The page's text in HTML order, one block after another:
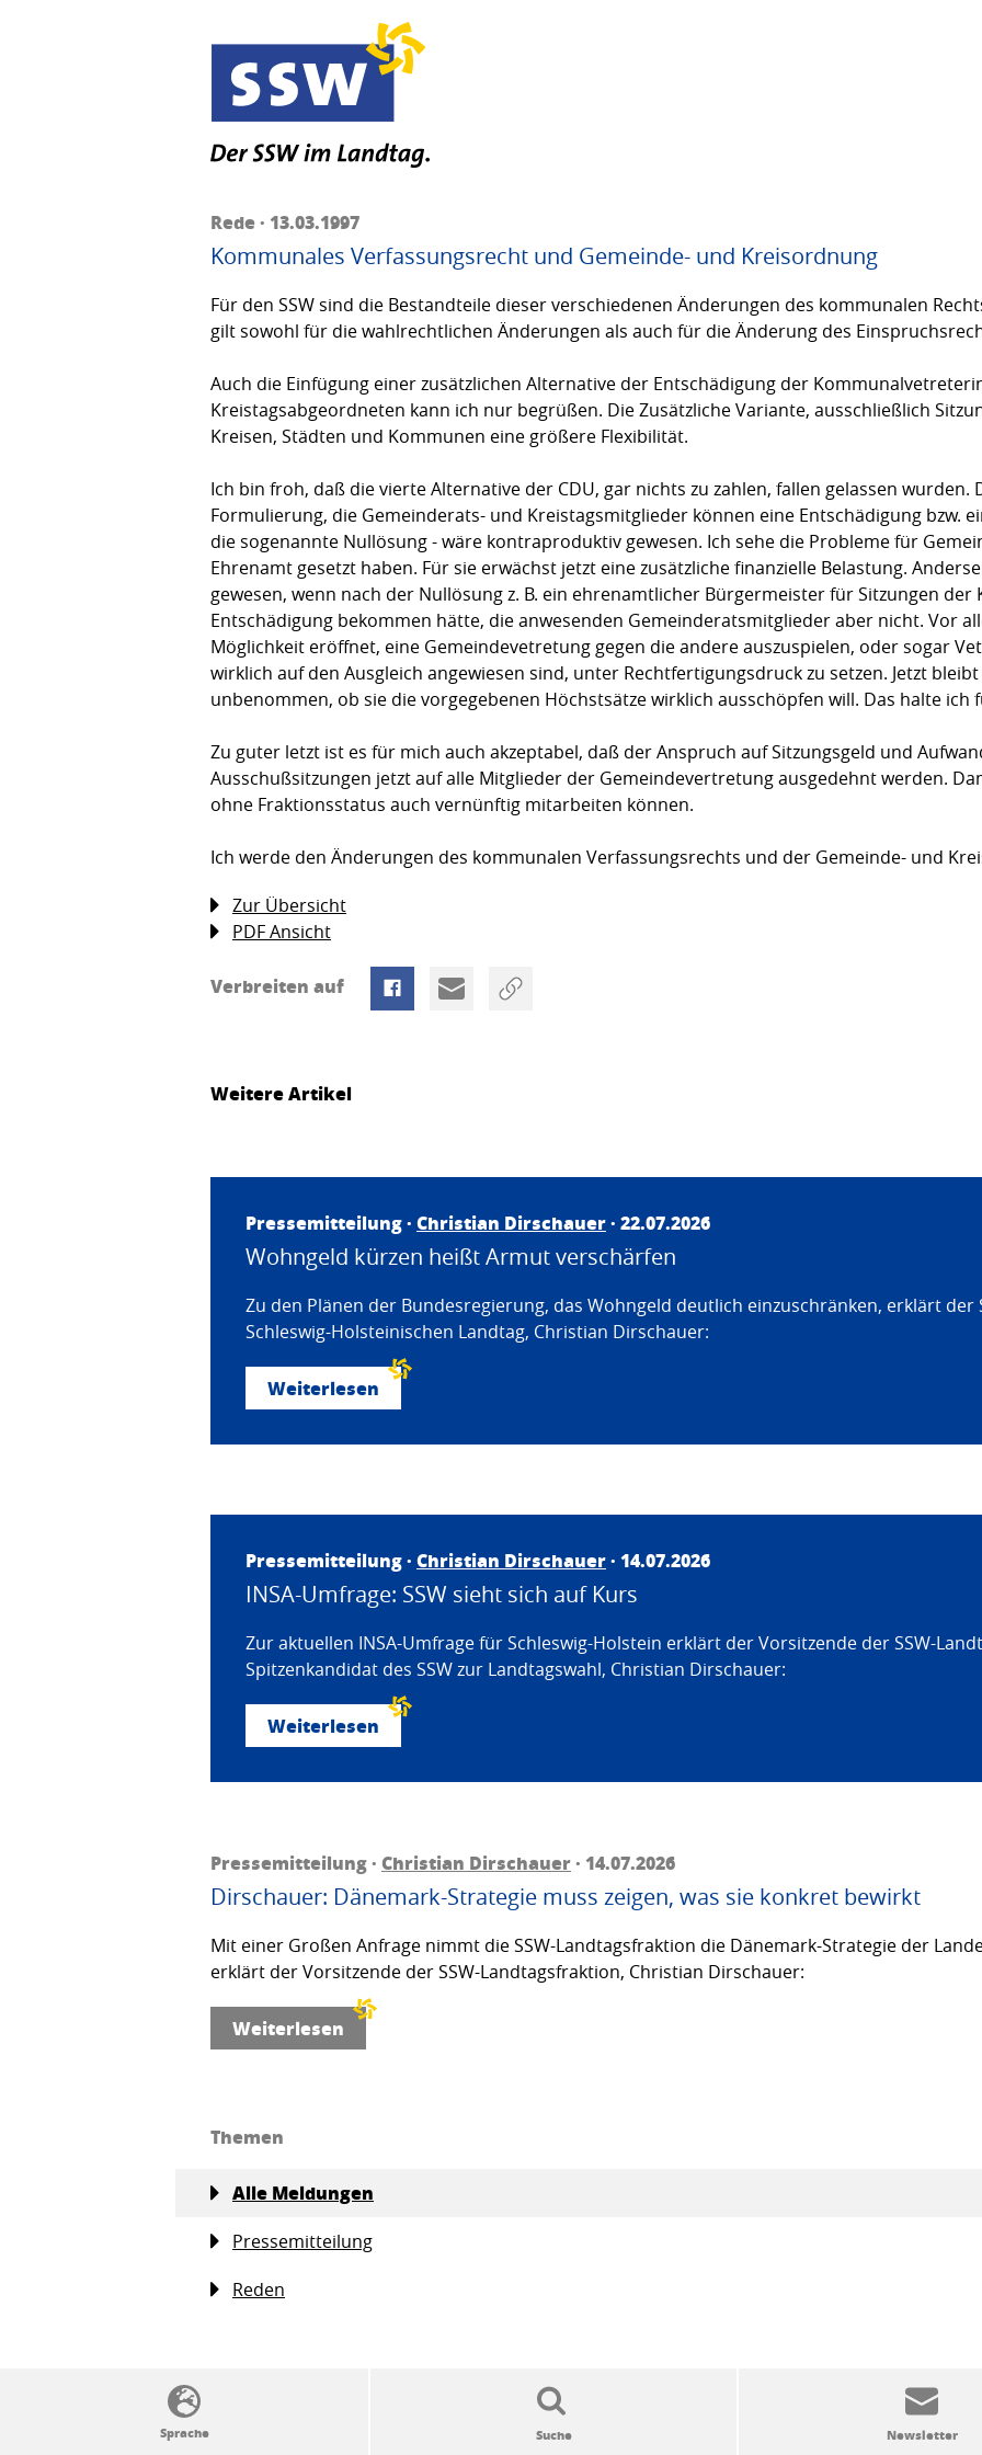
Rede · 13.03.1997
Kommunales Verfassungsrecht und Gemeinde- und Kreisordnung
Für den SSW sind die Bestandteile dieser verschiedenen Änderungen des kommunalen
gilt sowohl für die wahlrechtlichen Änderungen als auch für die Änderung des
Auch die Einfügung einer zusätzlichen Alternative der Entschädigung der
Kreistagsabgeordneten kann ich nur begrüßen. Die Zusätzliche Variante, ausschließlich
Kreisen, Städten und Kommunen eine größere Flexibilität.
Ich bin froh, daß die vierte Alternative der CDU, gar nichts zu zahlen, fallen gelassen wurden.
Formulierung, die Gemeinderats- und Kreistagsmitglieder können eine Entschädigung bzw.
die sogenannte Nullösung - wäre kontraproduktiv gewesen. Ich sehe die Probleme für
Ehrenamt gesetzt haben. Für sie erwächst jetzt eine zusätzliche finanzielle Belastung.
gewesen, wenn nach der Nullösung z. B. ein ehrenamtlicher Bürgermeister für Sitzungen
Entschädigung bekommen hätte, die anwesenden Gemeinderatsmitglieder aber nicht. Vor
Möglichkeit eröffnet, eine Gemeindevetretung gegen die andere auszuspielen, oder sogar
wirklich auf den Ausgleich angewiesen sind, unter Rechtfertigungsdruck zu setzen. Jetzt
unbenommen, ob sie die vorgegebenen Höchstsätze wirklich ausschöpfen will. Das halte ich
Zu guter letzt ist es für mich auch akzeptabel, daß der Anspruch auf Sitzungsgeld und
Ausschußsitzungen jetzt auf alle Mitglieder der Gemeindevertretung ausgedehnt werden.
ohne Fraktionsstatus auch vernünftig mitarbeiten können.
Ich werde den Änderungen des kommunalen Verfassungsrechts und der Gemeinde- und
Zur Übersicht
PDF Ansicht
Verbreiten auf
Weitere Artikel
Pressemitteilung · Christian Dirschauer· 22.07.2026
Wohngeld kürzen heißt Armut verschärfen
Zu den Plänen der Bundesregierung, das Wohngeld deutlich einzuschränken, erklärt der
Schleswig-Holsteinischen Landtag, Christian Dirschauer:
Weiterlesen
Pressemitteilung · Christian Dirschauer· 14.07.2026
INSA-Umfrage: SSW sieht sich auf Kurs
Zur aktuellen INSA-Umfrage für Schleswig-Holstein erklärt der Vorsitzende der SSW-
Spitzenkandidat des SSW zur Landtagswahl, Christian Dirschauer:
Weiterlesen
Pressemitteilung · Christian Dirschauer· 14.07.2026
Dirschauer: Dänemark-Strategie muss zeigen, was sie konkret bewirkt
Mit einer Großen Anfrage nimmt die SSW-Landtagsfraktion die Dänemark-Strategie der
erklärt der Vorsitzende der SSW-Landtagsfraktion, Christian Dirschauer:
Weiterlesen
Themen
Alle Meldungen
Pressemitteilung
Reden